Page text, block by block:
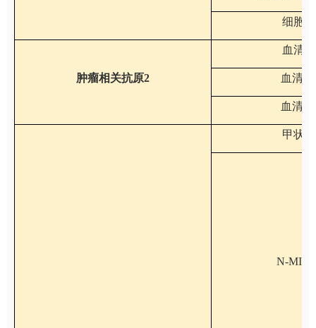
细胞
肿瘤相关抗原2
血清
血清
血清
甲状
N-MID